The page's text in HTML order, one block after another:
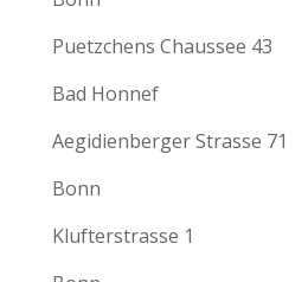
Puetzchens Chaussee 43
Bad Honnef
Aegidienberger Strasse 71
Bonn
Klufterstrasse 1